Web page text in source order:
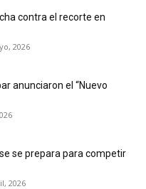
contra el recorte en
2026
anunciaron el “Nuevo
se prepara para competir
2026